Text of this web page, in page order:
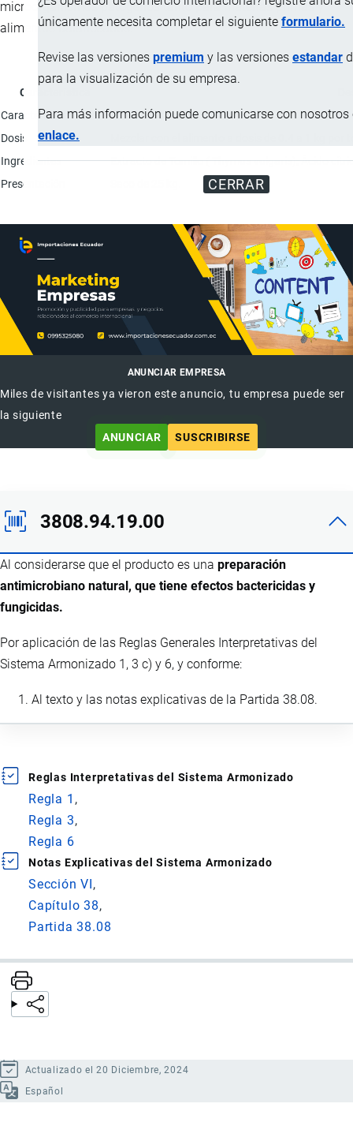
únicamente necesita completar el siguiente formulario.
Revise las versiones premium y las versiones estandar
para la visualización de su empresa.
Para más información puede comunicarse con nosotros
enlace.
CERRAR
microorganismos patógenos tanto para materias primas y
alimentos balanceados.
Característica
Características físicasPolvo marrón claro.
Dosis
Ingredientes
Extracto de Tomillo ( Thymus vulgaris); Ácido
Presentación
ANUNCIAR EMPRESA
Miles de visitantes ya vieron este anuncio, tu empresa puede ser
la siguiente
ANUNCIAR
SUSCRIBIRSE
3808.94.19.00
Al considerarse que el producto es una preparación
antimicrobiano natural, que tiene efectos bactericidas y
fungicidas.
Por aplicación de las Reglas Generales Interpretativas del
Sistema Armonizado 1, 3 c) y 6, y conforme:
Al texto y las notas explicativas de la Partida 38.08.
Reglas Interpretativas del Sistema Armonizado
Regla 1
Regla 3
Regla 6
Notas Explicativas del Sistema Armonizado
Sección VI
Capítulo 38
Partida 38.08
Actualizado el 20 Diciembre, 2024
Español